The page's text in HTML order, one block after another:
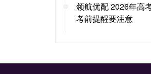
领航优配 2026年高
考前提醒要注意